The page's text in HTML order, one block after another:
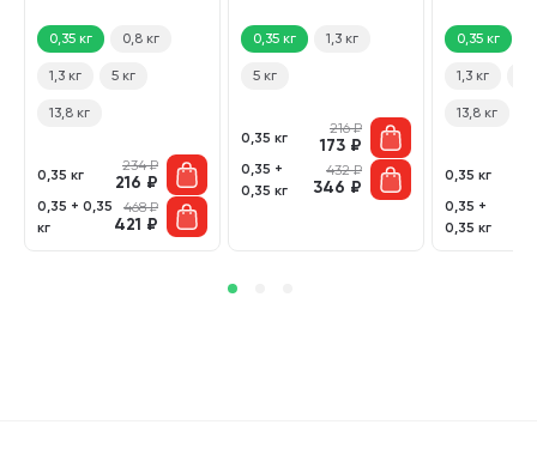
(0,35 кг)
0,35 кг 0,8 кг
1,3 кг 5 кг
13,8 кг
0,35 кг
234₽
216 ₽
0,35 + 0,35
кг
468₽
421 ₽
0,35 кг 1,3 кг
5 кг
0,35 кг
216₽
173 ₽
0,35 +
0,35 кг
432₽
346 ₽
паштетом
0,35 кг
1,3 кг
13,8 кг
0,35 кг
0,35 +
0,35 кг